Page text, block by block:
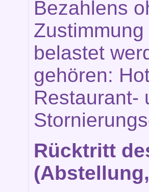
Bezahlens
belastet
gehören:
Restaurant-
Rücktritt